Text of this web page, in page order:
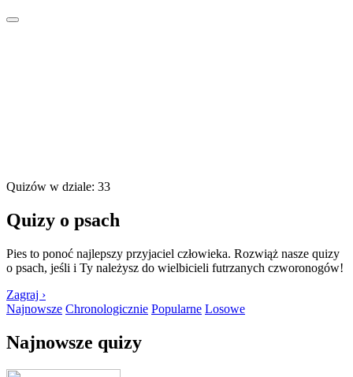
Quizów w dziale: 33
Quizy o psach
Pies to ponoć najlepszy przyjaciel człowieka. Rozwiąż nasze quizy
o psach, jeśli i Ty należysz do wielbicieli futrzanych czworonogów!
Zagraj ›
Najnowsze Chronologicznie Popularne Losowe
Najnowsze quizy